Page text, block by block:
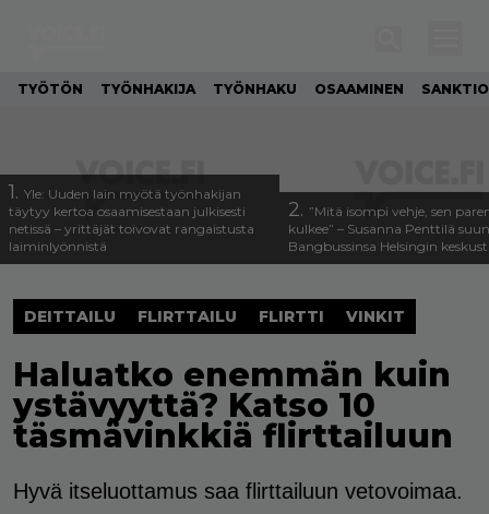
TYÖTÖN TYÖNHAKIJA TYÖNHAKU OSAAMINEN SANKTIO
1. Yle: Uuden lain myötä työnhakijan
täytyy kertoa osaamisestaan julkisesti
netissä – yrittäjät toivovat rangaistusta
laiminlyönnistä
2. ”Mitä isompi vehje, sen
kulkee” – Susanna Penttilä
Bangbussinsa Helsingin
DEITTAILU FLIRTTAILU FLIRTTI VINKIT
Haluatko enemmän kuin
ystävyyttä? Katso 10
täsmävinkkiä flirttailuun
Hyvä itseluottamus saa flirttailuun vetovoimaa.